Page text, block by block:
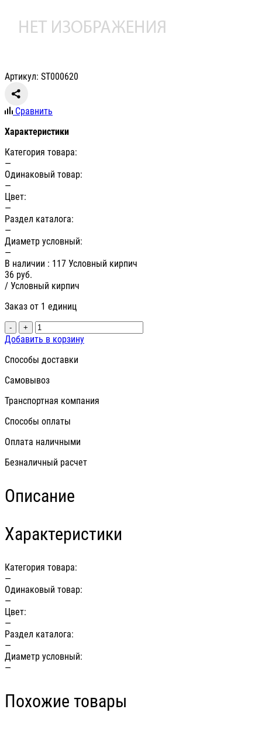
Артикул: ST000620
Сравнить
Характеристики
Категория товара:
—
Одинаковый товар:
—
Цвет:
—
Раздел каталога:
—
Диаметр условный:
—
В наличии : 117 Условный кирпич
36 руб.
/ Условный кирпич
Заказ от 1 единиц
- +
Добавить в корзину
Способы доставки
Самовывоз
Транспортная компания
Способы оплаты
Оплата наличными
Безналичный расчет
Описание
Характеристики
Категория товара:
—
Одинаковый товар:
—
Цвет:
—
Раздел каталога:
—
Диаметр условный:
—
Похожие товары